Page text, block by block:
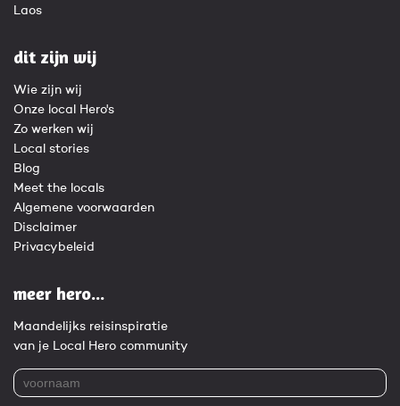
Laos
dit zijn wij
Wie zijn wij
Onze local Hero's
Zo werken wij
Local stories
Blog
Meet the locals
Algemene voorwaarden
Disclaimer
Privacybeleid
meer hero...
Maandelijks reisinspiratie
van je Local Hero community